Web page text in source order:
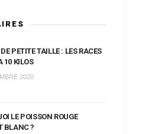
PETITE TAILLE : LES RACES
10 KILOS
2020
LE POISSON ROUGE
BLANC ?